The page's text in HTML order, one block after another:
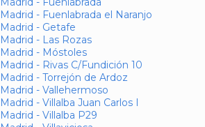
Madrid - Fuenlabrada el Naranjo
Madrid - Getafe
Madrid - Las Rozas
Madrid - Móstoles
Madrid - Rivas C/Fundición 10
Madrid - Torrejón de Ardoz
Madrid - Vallehermoso
Madrid - Villalba Juan Carlos I
Madrid - Villalba P29